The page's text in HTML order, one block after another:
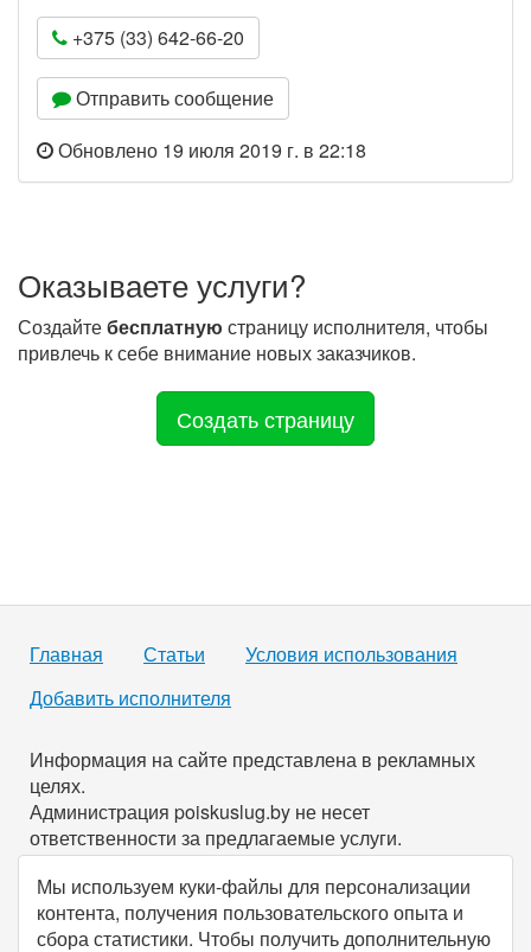
+375 (33) 642-66-20
Отправить сообщение
Обновлено 19 июля 2019 г. в 22:18
Оказываете услуги?
Создайтебесплатную страницу исполнителя, чтобы
привлечь к себе внимание новых заказчиков.
Создать страницу
Главная Статьи
Условия использования
Добавить исполнителя
Информация на сайте представлена в рекламных
целях.
Администрация poiskuslug.by не несет
ответственности за предлагаемые услуги.
По всем имеющимся вопросам вы можете связаться с
нами черезформу обратной связи.
Мы используем куки-файлы для персонализации
контента, получения пользовательского опыта и
сбора статистики. Чтобы получить дополнительную